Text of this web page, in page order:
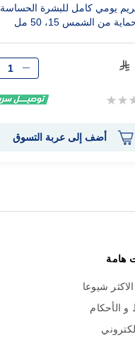
يومي كامل للبشرة الحساسة
من الشمس 15، 50 مل
الكمية
أضف إلى عربة التسوق
هامة
شيوعا
الأحكام